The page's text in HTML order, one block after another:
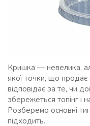
Кришка — невелика,
якої точки, що продає
відповідає за те, чи
збережеться топінг і
Розберемо основні
підходить.